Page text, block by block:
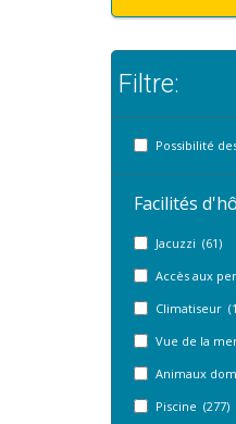
Filtre:
Possibilité
Facilités
Jacuzzi (61)
Accès aux
Climatiseur
Vue de la
Animaux
Piscine (277)